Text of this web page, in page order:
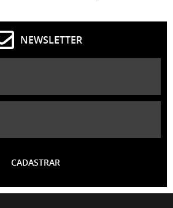
NEWSLETTER
CADASTRAR